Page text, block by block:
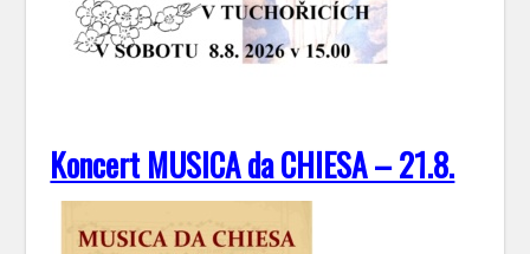
Koncert MUSICA da CHIESA – 21.8.